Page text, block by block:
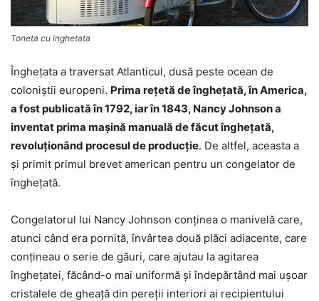
Toneta cu inghetata
Înghețata a traversat Atlanticul, dusă peste ocean de
coloniștii europeni. Prima reţetă de îngheţată, în America,
a fost publicată în 1792, iar în 1843, Nancy Johnson a
inventat prima mașină manuală de făcut înghețată,
revoluționând procesul de producție. De altfel, aceasta a
şi primit primul brevet american pentru un congelator de
înghețată.
Congelatorul lui Nancy Johnson conținea o manivelă care,
atunci când era pornită, învârtea două plăci adiacente, care
conțineau o serie de găuri, care ajutau la agitarea
înghețatei, făcând-o mai uniformă şi îndepărtând mai ușoar
cristalele de gheață din pereții interiori ai recipientului